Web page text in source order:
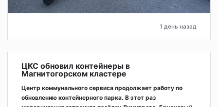
1 день назад
ЦКС обновил контейнеры в
Магнитогорском кластере
Центр коммунального сервиса продолжает работу по
обновлению контейнерного парка. В этот раз